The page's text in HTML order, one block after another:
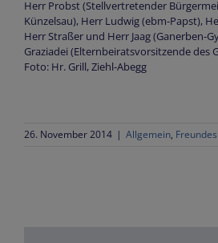
Herr Probst (Stellvertretender
Künzelsau), Herr Ludwig (ebm-Papst),
Herr Straßer und Herr Jaag (Ganerben-
Graziadei (Elternbeiratsvorsitzende des
Foto: Hr. Grill, Ziehl-Abegg
26. November 2014 | Allgemein,